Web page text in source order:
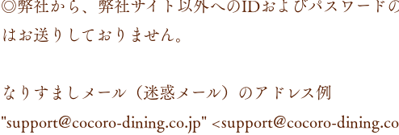
はお送りしておりません。
なりすましメール（迷惑メール）のアドレス例
"support@cocoro-dining.co.jp" <support@cocoro-